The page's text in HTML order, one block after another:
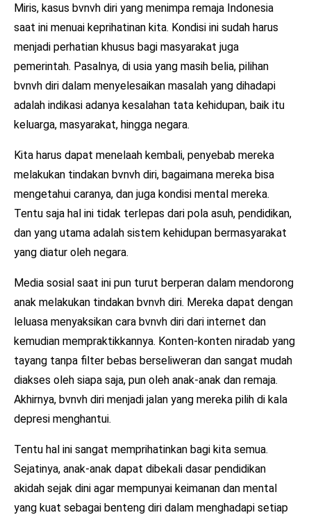
Miris, kasus bvnvh diri yang menimpa remaja Indonesia
saat ini menuai keprihatinan kita. Kondisi ini sudah harus
menjadi perhatian khusus bagi masyarakat juga
pemerintah. Pasalnya, di usia yang masih belia, pilihan
bvnvh diri dalam menyelesaikan masalah yang dihadapi
adalah indikasi adanya kesalahan tata kehidupan, baik itu
keluarga, masyarakat, hingga negara.
Kita harus dapat menelaah kembali, penyebab mereka
melakukan tindakan bvnvh diri, bagaimana mereka bisa
mengetahui caranya, dan juga kondisi mental mereka.
Tentu saja hal ini tidak terlepas dari pola asuh, pendidikan,
dan yang utama adalah sistem kehidupan bermasyarakat
yang diatur oleh negara.
Media sosial saat ini pun turut berperan dalam mendorong
anak melakukan tindakan bvnvh diri. Mereka dapat dengan
leluasa menyaksikan cara bvnvh diri dari internet dan
kemudian mempraktikkannya. Konten-konten niradab yang
tayang tanpa filter bebas berseliweran dan sangat mudah
diakses oleh siapa saja, pun oleh anak-anak dan remaja.
Akhirnya, bvnvh diri menjadi jalan yang mereka pilih di kala
depresi menghantui.
Tentu hal ini sangat memprihatinkan bagi kita semua.
Sejatinya, anak-anak dapat dibekali dasar pendidikan
akidah sejak dini agar mempunyai keimanan dan mental
yang kuat sebagai benteng diri dalam menghadapi setiap